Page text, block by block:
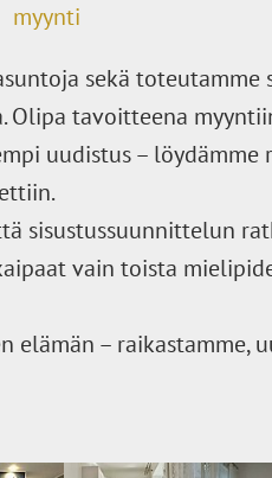
myynti
sekä toteutamme
Olipa tavoitteena
uudistus – löydämme
sisustussuunnittelun
vain toista
– raikastamme,